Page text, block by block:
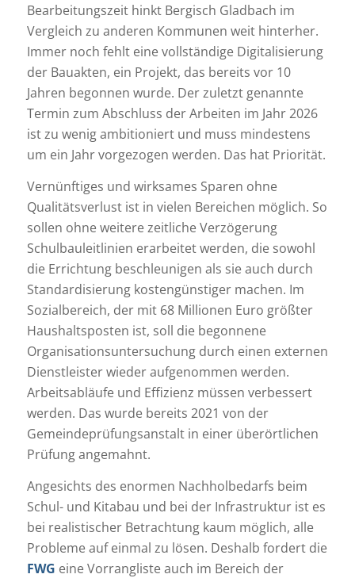
Bearbeitungszeit hinkt Bergisch Gladbach im
Vergleich zu anderen Kommunen weit hinterher.
Immer noch fehlt eine vollständige Digitalisierung
der Bauakten, ein Projekt, das bereits vor 10
Jahren begonnen wurde. Der zuletzt genannte
Termin zum Abschluss der Arbeiten im Jahr 2026
ist zu wenig ambitioniert und muss mindestens
um ein Jahr vorgezogen werden. Das hat Priorität.
Vernünftiges und wirksames Sparen ohne
Qualitätsverlust ist in vielen Bereichen möglich. So
sollen ohne weitere zeitliche Verzögerung
Schulbauleitlinien erarbeitet werden, die sowohl
die Errichtung beschleunigen als sie auch durch
Standardisierung kostengünstiger machen. Im
Sozialbereich, der mit 68 Millionen Euro größter
Haushaltsposten ist, soll die begonnene
Organisationsuntersuchung durch einen externen
Dienstleister wieder aufgenommen werden.
Arbeitsabläufe und Effizienz müssen verbessert
werden. Das wurde bereits 2021 von der
Gemeindeprüfungsanstalt in einer überörtlichen
Prüfung angemahnt.
Angesichts des enormen Nachholbedarfs beim
Schul- und Kitabau und bei der Infrastruktur ist es
bei realistischer Betrachtung kaum möglich, alle
Probleme auf einmal zu lösen. Deshalb fordert die
FWG eine Vorrangliste auch im Bereich der